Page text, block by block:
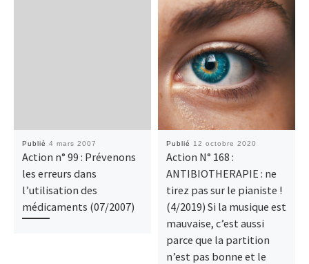
Publié 4 mars 2007
Action n° 99 : Prévenons
les erreurs dans
l’utilisation des
médicaments (07/2007)
Publié 12 octobre 2020
Action N° 168 :
ANTIBIOTHERAPIE : ne
tirez pas sur le pianiste !
(4/2019) Si la musique est
mauvaise, c’est aussi
parce que la partition
n’est pas bonne et le